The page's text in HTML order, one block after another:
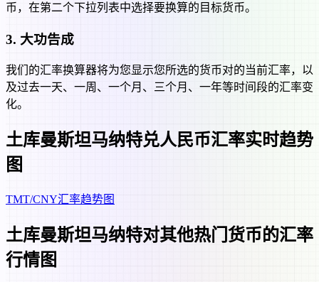
币，在第二个下拉列表中选择要换算的目标货币。
3. 大功告成
我们的汇率换算器将为您显示您所选的货币对的当前汇率，以
及过去一天、一周、一个月、三个月、一年等时间段的汇率变
化。
土库曼斯坦马纳特兑人民币汇率实时趋势
图
TMT/CNY汇率趋势图
土库曼斯坦马纳特对其他热门货币的汇率
行情图